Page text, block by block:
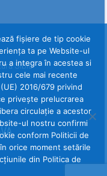
Sibiu
fişiere de tip cookie
ta pe Website-ul
a integra în acestea si
cele mai recente
2016/679 privind
privește prelucrarea
circulație a acestor
ul nostru confirmi
conform Politicii de
orice moment setările
din Politica de